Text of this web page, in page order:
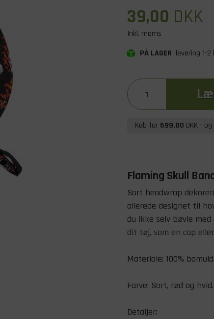
39,00 DKK
Inkl. moms
PÅ LAGER levering 1-
Køb for 699,00 DKK -
Flaming Skull
Sort headwrap
allerede designet til
du ikke selv bøvle
dit tøj, som en cap
Materiale: 100% bomuld.
Farve: Sort, rød og hvid.
Detaljer: